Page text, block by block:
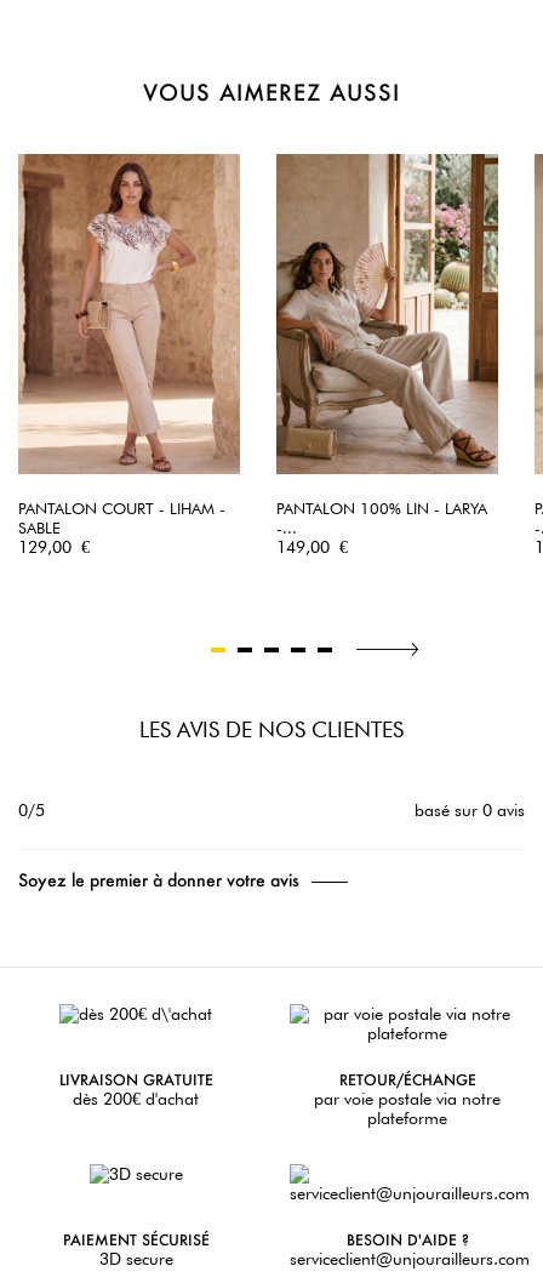
VOUS AIMEREZ AUSSI
PANTALON COURT - LIHAM -
SABLE
Prix
129,00 €
PANTALON 100% LIN - LARYA
-...
Prix
149,00 €
LES AVIS DE NOS CLIENTES
0/5 basé sur 0 avis
Soyez le premier à donner votre avis
LIVRAISON GRATUITE
dès 200€ d'achat
RETOUR/ÉCHANGE
par voie postale via notre
plateforme
PAIEMENT SÉCURISÉ
3D secure
BESOIN D'AIDE ?
serviceclient@unjourailleurs.com